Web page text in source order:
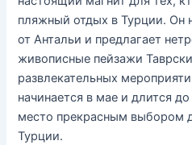
пляжный отдых в Турции. Он
от Антальи и предлагает
живописные пейзажи
развлекательных
начинается в мае и длится
место прекрасным выбором
Турции.